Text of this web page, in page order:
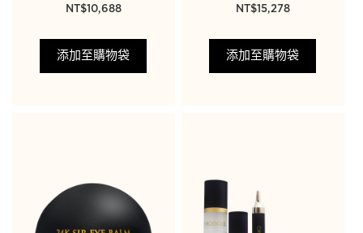
NT$10,688
添加至購物袋
NT$15,278
添加至購物袋